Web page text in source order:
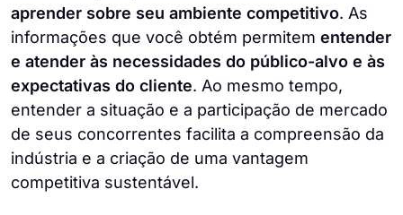
aprender sobre seu ambiente competitivo. As
informações que você obtém permitem entender
e atender às necessidades do público-alvo e às
expectativas do cliente. Ao mesmo tempo,
entender a situação e a participação de mercado
de seus concorrentes facilita a compreensão da
indústria e a criação de uma vantagem
competitiva sustentável.